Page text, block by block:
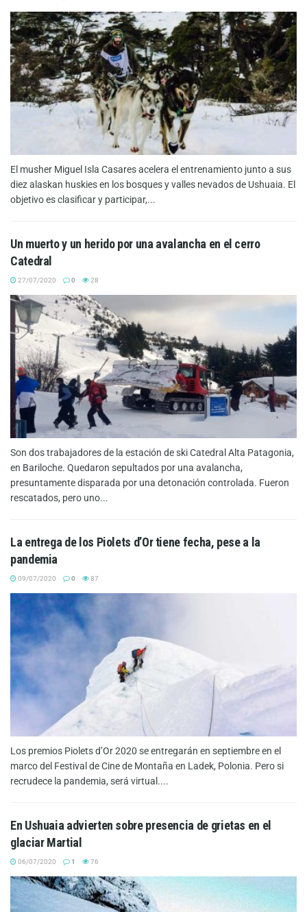
El musher Miguel Isla Casares acelera el entrenamiento junto a sus
diez alaskan huskies en los bosques y valles nevados de Ushuaia. El
objetivo es clasificar y participar,...
Un muerto y un herido por una avalancha en el cerro
Catedral
27/07/2020 0 28
Son dos trabajadores de la estación de ski Catedral Alta Patagonia,
en Bariloche. Quedaron sepultados por una avalancha,
presuntamente disparada por una detonación controlada. Fueron
rescatados, pero uno...
La entrega de los Piolets d’Or tiene fecha, pese a la
pandemia
09/07/2020 0 87
Los premios Piolets d’Or 2020 se entregarán en septiembre en el
marco del Festival de Cine de Montaña en Ladek, Polonia. Pero si
recrudece la pandemia, será virtual....
En Ushuaia advierten sobre presencia de grietas en el
glaciar Martial
06/07/2020 1 76